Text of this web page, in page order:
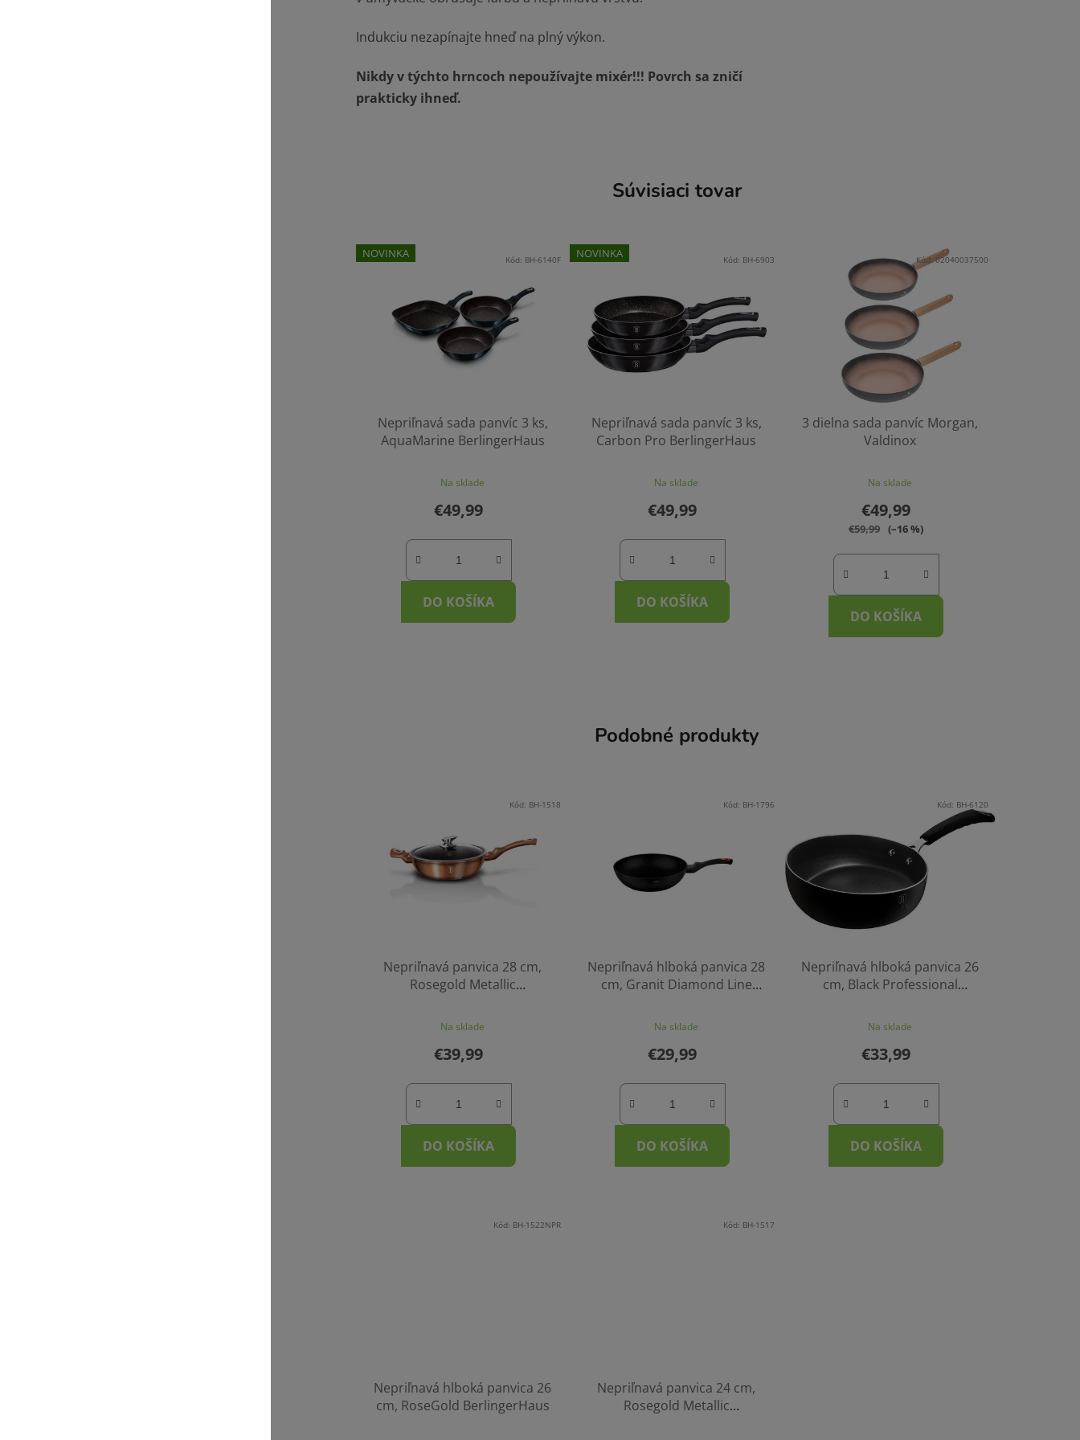
Indukciu nezapínajte hneď na plný výkon.
Nikdy v týchto hrncoch nepoužívajte mixér!!! Povrch sa zničí
prakticky ihneď.
Súvisiaci tovar
NOVINKA
Nepriľnavá sada panvíc 3 ks,
AquaMarine BerlingerHaus
Na sklade
€49,99
DO KOŠÍKA
Kód: BH-6140F NOVINKA
Nepriľnavá sada panvíc 3 ks,
Carbon Pro BerlingerHaus
Na sklade
€49,99
DO KOŠÍKA
Kód: BH-6903
3 dielna sada panvíc Morgan,
Valdinox
Na sklade
€49,99
€59,99 (–16 %)
DO KOŠÍKA
Kód:02040037500
Podobné produkty
Nepriľnavá panvica 28 cm,
Rosegold Metallic
Na sklade
€39,99
DO KOŠÍKA
Kód: BH-1518
Nepriľnavá hlboká panvica 28
cm, Granit Diamond Line
Na sklade
€29,99
DO KOŠÍKA
Kód: BH-1796
Nepriľnavá hlboká panvica 26
cm, Black Professional
Na sklade
€33,99
DO KOŠÍKA
Kód: BH-6120
Nepriľnavá hlboká panvica 26
cm, RoseGold BerlingerHaus
Kód: BH-1522NPR
Nepriľnavá panvica 24 cm,
Rosegold Metallic
Kód: BH-1517